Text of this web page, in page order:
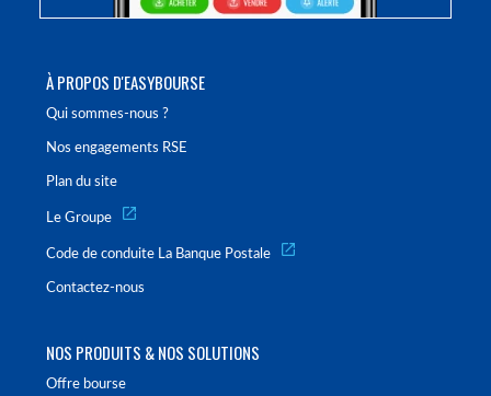
À PROPOS D'EASYBOURSE
Qui sommes-nous ?
Nos engagements RSE
Plan du site
Le Groupe
Code de conduite La Banque Postale
Contactez-nous
NOS PRODUITS & NOS SOLUTIONS
Offre bourse